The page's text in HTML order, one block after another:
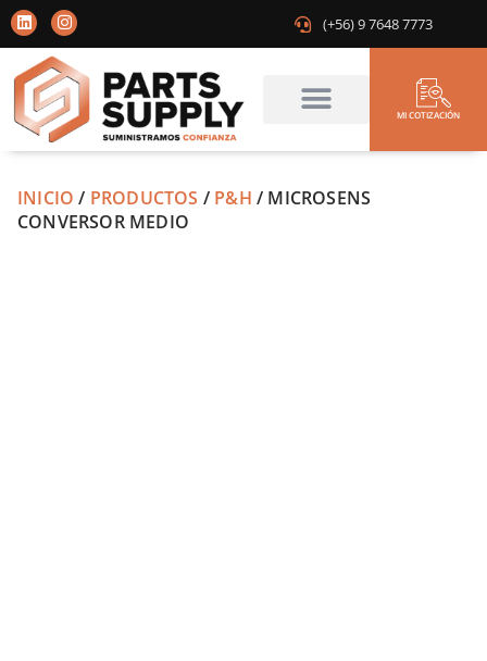
(+56) 9 7648 7773
MI COTIZACIÓN
INICIO / PRODUCTOS / P&H / MICROSENS
CONVERSOR MEDIO